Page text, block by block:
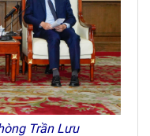
Trần Lưu